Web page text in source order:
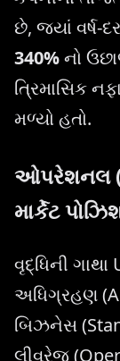
છે, જ્યાં વર્ષ-
340%નો
ત્રિમાસિક
મળ્યો હતો.
ઓપરેશનલ
માર્કેટ
વૃદ્ધિની
અધિગ્રહણ
બિઝનેસ
લીવરેજ